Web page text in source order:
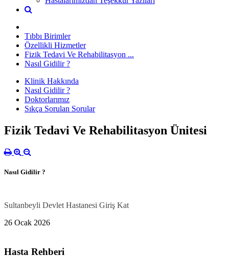
Tıbbı Birimler
Özellikli Hizmetler
Fizik Tedavi Ve Rehabilitasyon ...
Nasıl Gidilir ?
Klinik Hakkında
Nasıl Gidilir ?
Doktorlarımız
Sıkça Sorulan Sorular
Fizik Tedavi Ve Rehabilitasyon Ünitesi
Nasıl Gidilir ?
Sultanbeyli Devlet Hastanesi Giriş Kat
26 Ocak 2026
Hasta Rehberi